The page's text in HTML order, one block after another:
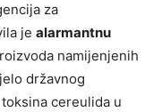
za
je alarmantnu
namijenjenih
državnog
cereulida u